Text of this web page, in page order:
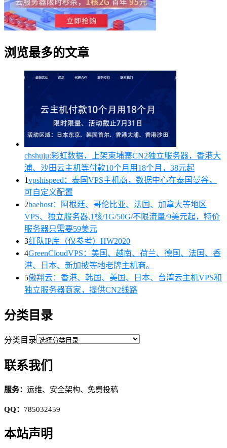
浏览最多的文章
chshuju:彩虹数据，上架柬埔寨CN2独立服务器，香港大
浦、沙田云主机等付款10个月用18个月，38元起
1vpshispeed：泰国VPS主机商，数据中心在泰国曼谷，
可自定义配置
2baehost：阿根廷、哥伦比亚、法国、加拿大等地区
VPS、独立服务器,1核/1G/50G/不限流量/9美元起，特价
服务器只需要59美元
3红队IP库（仅参考）HW2020
4GreenCloudVPS：美国、越南、荷兰、德国、法国、香
港、日本、新加披等地老牌主机商。
5傲翔云：香港、韩国、美国、日本、台湾云主机VPS和
独立服务器商家，提供CN2线路
分类目录
分类目录
联系我们
服务： 运维、安全架构、免费投稿
QQ： 785032459
本站声明